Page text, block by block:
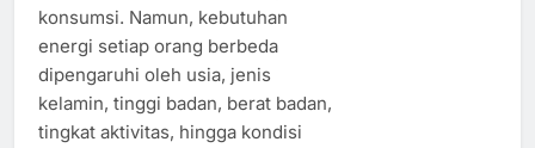
konsumsi. Namun, kebutuhan
energi setiap orang berbeda
dipengaruhi oleh usia, jenis
kelamin, tinggi badan, berat badan,
tingkat aktivitas, hingga kondisi